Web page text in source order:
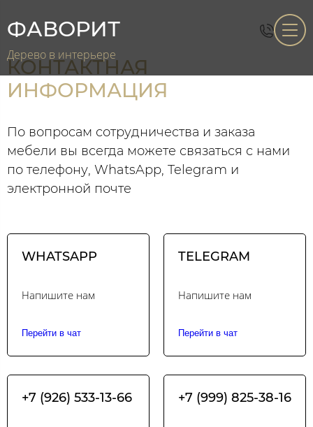
ФАВОРИТ
Дерево в интерьере
КОНТАКТНАЯ
ИНФОРМАЦИЯ
По вопросам сотрудничества и заказа
мебели вы всегда можете связаться с нами
по телефону, WhatsApp, Telegram и
электронной почте
WHATSAPP
Напишите нам
Перейти в чат
TELEGRAM
Напишите нам
Перейти в чат
+7 (926) 533-13-66 +7 (999) 825-38-16